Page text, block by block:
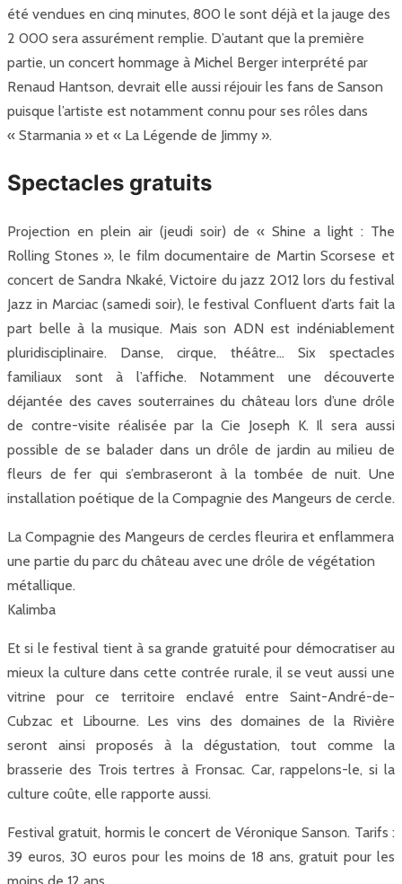
été vendues en cinq minutes, 800 le sont déjà et la jauge des
2 000 sera assurément remplie. D’autant que la première
partie, un concert hommage à Michel Berger interprété par
Renaud Hantson, devrait elle aussi réjouir les fans de Sanson
puisque l’artiste est notamment connu pour ses rôles dans
« Starmania » et « La Légende de Jimmy ».
Spectacles gratuits
Projection en plein air (jeudi soir) de « Shine a light : The
Rolling Stones », le film documentaire de Martin Scorsese et
concert de Sandra Nkaké, Victoire du jazz 2012 lors du festival
Jazz in Marciac (samedi soir), le festival Confluent d’arts fait la
part belle à la musique. Mais son ADN est indéniablement
pluridisciplinaire. Danse, cirque, théâtre… Six spectacles
familiaux sont à l’affiche. Notamment une découverte
déjantée des caves souterraines du château lors d’une drôle
de contre-visite réalisée par la Cie Joseph K. Il sera aussi
possible de se balader dans un drôle de jardin au milieu de
fleurs de fer qui s’embraseront à la tombée de nuit. Une
installation poétique de la Compagnie des Mangeurs de cercle.
La Compagnie des Mangeurs de cercles fleurira et enflammera
une partie du parc du château avec une drôle de végétation
métallique.
Kalimba
Et si le festival tient à sa grande gratuité pour démocratiser au
mieux la culture dans cette contrée rurale, il se veut aussi une
vitrine pour ce territoire enclavé entre Saint-André-de-
Cubzac et Libourne. Les vins des domaines de la Rivière
seront ainsi proposés à la dégustation, tout comme la
brasserie des Trois tertres à Fronsac. Car, rappelons-le, si la
culture coûte, elle rapporte aussi.
Festival gratuit, hormis le concert de Véronique Sanson. Tarifs :
39 euros, 30 euros pour les moins de 18 ans, gratuit pour les